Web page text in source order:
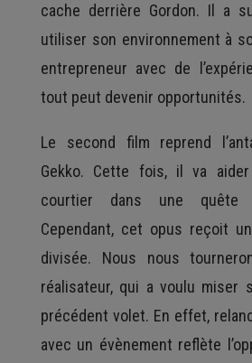
cache derrière Gordon. Il a
utiliser son environnement à
entrepreneur avec de
tout peut devenir opportunités.
Le second film reprend
Gekko. Cette fois, il va
courtier dans une quête
Cependant, cet opus reçoit
divisée. Nous nous
réalisateur, qui a voulu miser
précédent volet. En effet,
avec un évènement reflète